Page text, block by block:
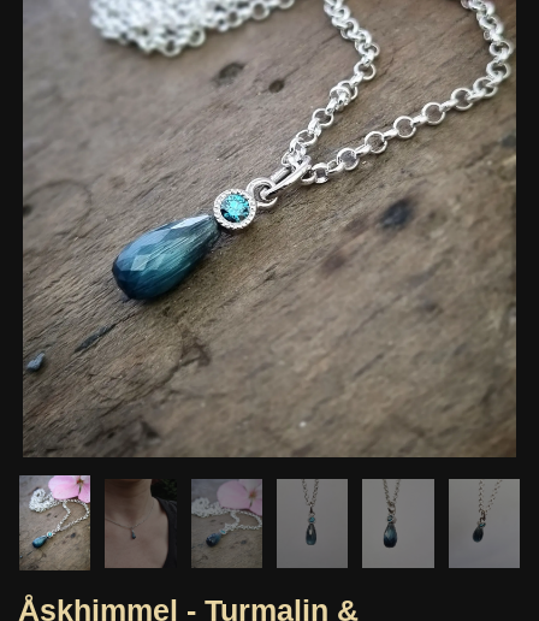
Åskhimmel - Turmalin &